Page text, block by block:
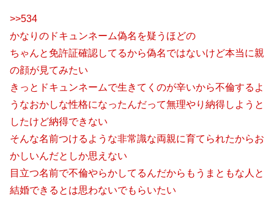
>>534
かなりのドキュンネーム偽名を疑うほどの
ちゃんと免許証確認してるから偽名ではないけど本当に親
の顔が見てみたい
きっとドキュンネームで生きてくのが辛いから不倫するよ
うなおかしな性格になったんだって無理やり納得しようと
したけど納得できない
そんな名前つけるような非常識な両親に育てられたからお
かしいんだとしか思えない
目立つ名前で不倫やらかしてるんだからもうまともな人と
結婚できるとは思わないでもらいたい